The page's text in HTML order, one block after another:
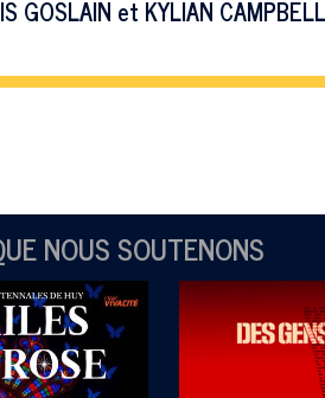
GOSLAIN et KYLIAN CAMPBELL
NOUS SOUTENONS